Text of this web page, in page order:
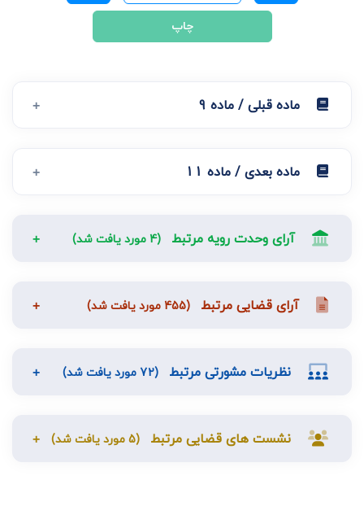
چاپ
ماده قبلی / ماده 9
ماده بعدی / ماده 11
آرای وحدت رویه مرتبط (4 مورد یافت شد)
آرای قضایی مرتبط (455 مورد یافت شد)
نظریات مشورتی مرتبط (72 مورد یافت شد)
نشست های قضایی مرتبط (5 مورد یافت شد)